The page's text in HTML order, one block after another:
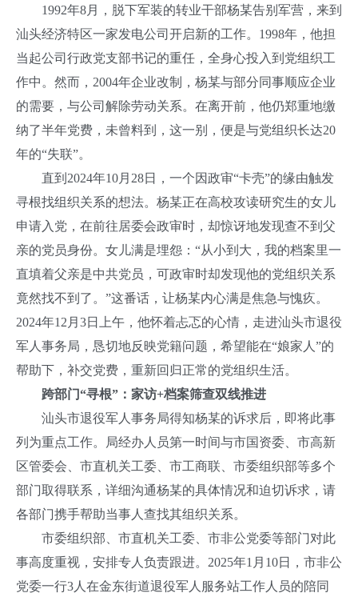
1992年8月，脱下军装的转业干部杨某告别军营，来到
汕头经济特区一家发电公司开启新的工作。1998年，他担
当起公司行政党支部书记的重任，全身心投入到党组织工
作中。然而，2004年企业改制，杨某与部分同事顺应企业
的需要，与公司解除劳动关系。在离开前，他仍郑重地缴
纳了半年党费，未曾料到，这一别，便是与党组织长达20
年的“失联”。
直到2024年10月28日，一个因政审“卡壳”的缘由触发
寻根找组织关系的想法。杨某正在高校攻读研究生的女儿
申请入党，在前往居委会政审时，却惊讶地发现查不到父
亲的党员身份。女儿满是埋怨：“从小到大，我的档案里一
直填着父亲是中共党员，可政审时却发现他的党组织关系
竟然找不到了。”这番话，让杨某内心满是焦急与愧疚。
2024年12月3日上午，他怀着忐忑的心情，走进汕头市退役
军人事务局，恳切地反映党籍问题，希望能在“娘家人”的
帮助下，补交党费，重新回归正常的党组织生活。
跨部门“寻根”：家访+档案筛查双线推进
汕头市退役军人事务局得知杨某的诉求后，即将此事
列为重点工作。局经办人员第一时间与市国资委、市高新
区管委会、市直机关工委、市工商联、市委组织部等多个
部门取得联系，详细沟通杨某的具体情况和迫切诉求，请
各部门携手帮助当事人查找其组织关系。
市委组织部、市直机关工委、市非公党委等部门对此
事高度重视，安排专人负责跟进。2025年1月10日，市非公
党委一行3人在金东街道退役军人服务站工作人员的陪同